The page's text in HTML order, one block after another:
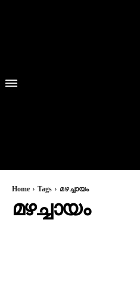
Home Tags മഴച്ചായം
മഴച്ചായം